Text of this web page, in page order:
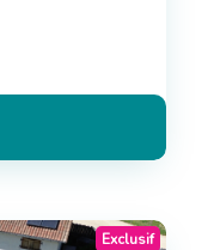
Exclusif